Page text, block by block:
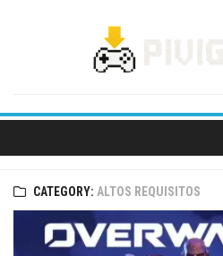
CATEGORY: ALTOS REQUISITOS